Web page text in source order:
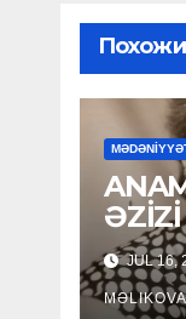
ƏZİZİ
JUL 16,
MƏLIKOVA